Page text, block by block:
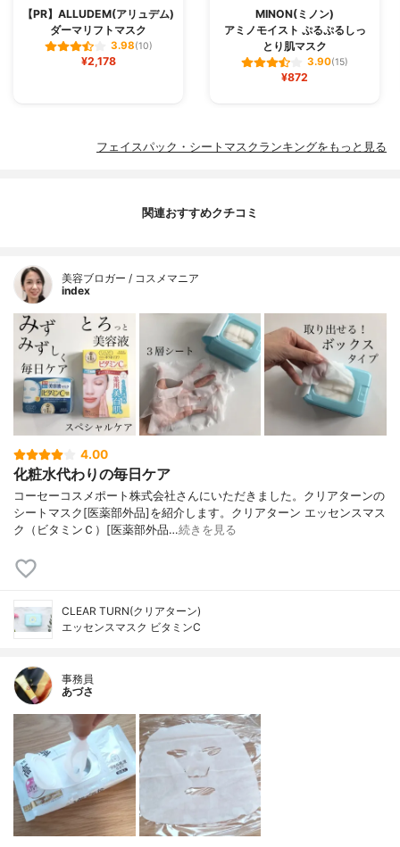
【PR】ALLUDEM(アリュデム)
ダーマリフトマスク
3.98(10)
¥2,178
MINON(ミノン)
アミノモイスト ぷるぷるしっ
とり肌マスク
3.90(15)
¥872
フェイスパック・シートマスクランキングをもっと見る
関連おすすめクチコミ
美容ブロガー / コスメマニア
index
4.00
化粧水代わりの毎日ケア
コーセーコスメポート株式会社さんにいただきました。クリアターンの
シートマスク[医薬部外品]を紹介します。クリアターン エッセンスマス
ク（ビタミンＣ）[医薬部外品…続きを見る
CLEAR TURN(クリアターン)
エッセンスマスク ビタミンC
事務員
あづさ